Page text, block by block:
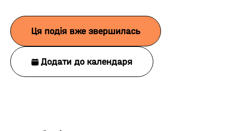
Ця подія вже звершилась
Додати до календаря